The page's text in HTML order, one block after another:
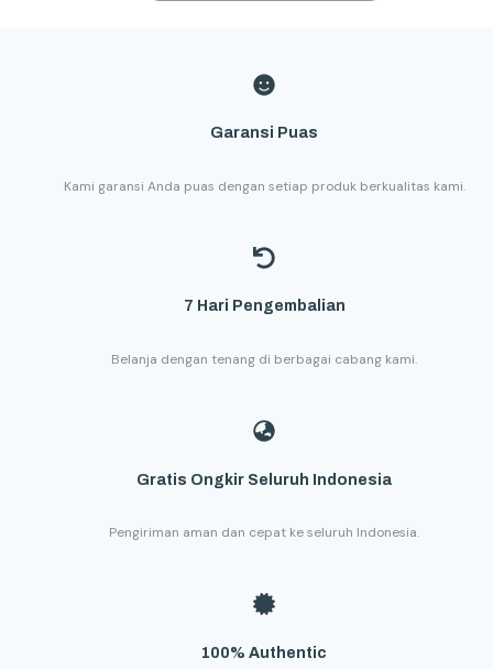
Garansi Puas
Kami garansi Anda puas dengan setiap produk berkualitas kami.
7 Hari Pengembalian
Belanja dengan tenang di berbagai cabang kami.
Gratis Ongkir Seluruh Indonesia
Pengiriman aman dan cepat ke seluruh Indonesia.
100% Authentic